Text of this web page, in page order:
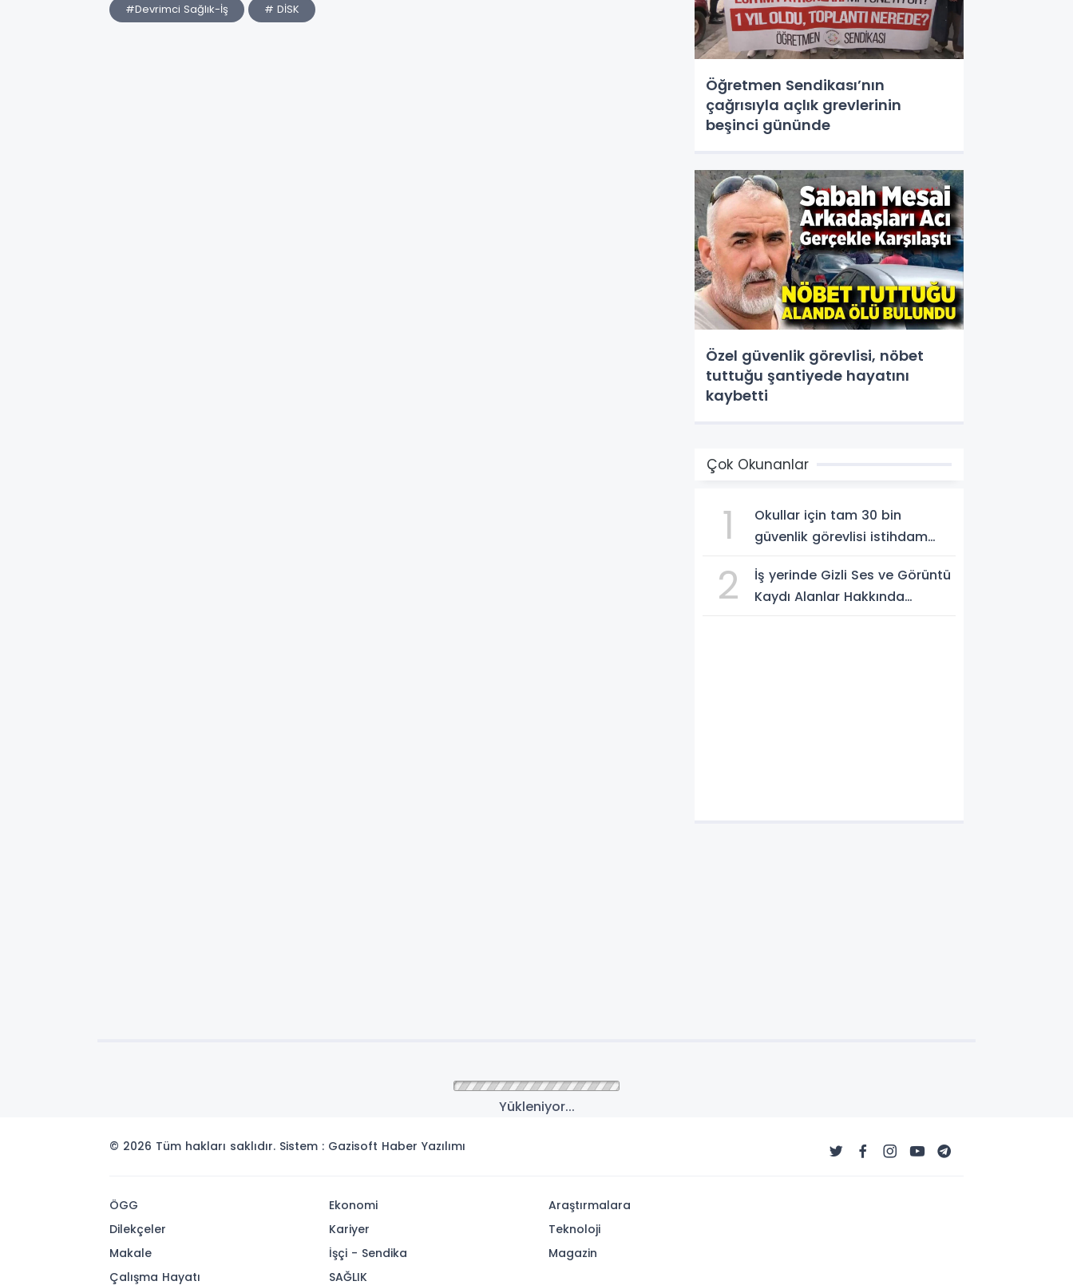
#Devrimci Sağlık-İş # DİSK
Öğretmen Sendikası’nın
çağrısıyla açlık grevlerinin
beşinci gününde
Özel güvenlik görevlisi, nöbet
tuttuğu şantiyede hayatını
kaybetti
Çok Okunanlar
1
Okullar için tam 30 bin
güvenlik görevlisi istihdam
2
İş yerinde Gizli Ses ve Görüntü
Kaydı Alanlar Hakkında
Yükleniyor...
© 2026 Tüm hakları saklıdır. Sistem : Gazisoft Haber Yazılımı
ÖGG
Dilekçeler
Makale
Çalışma Hayatı
Ekonomi
Kariyer
İşçi - Sendika
SAĞLIK
Araştırmalara
Teknoloji
Magazin